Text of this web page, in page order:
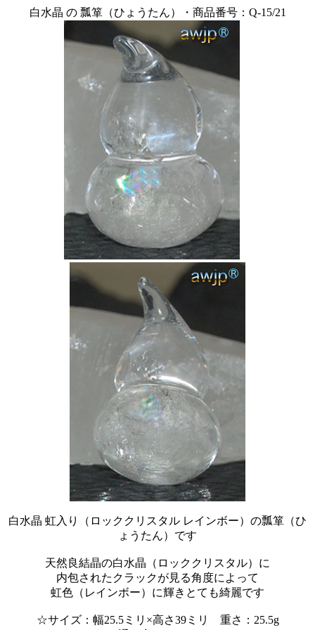
白水晶 の 瓢箪（ひょうたん）・商品番号：Q-15/21
白水晶 虹入り（ロッククリスタル レインボー）の瓢箪（ひ
ょうたん）です
天然良結晶の白水晶（ロッククリスタル）に
内包されたクラックが見る角度によって
虹色（レインボー）に輝きとても綺麗です
☆サイズ：幅25.5ミリ×高さ39ミリ 重さ：25.5g